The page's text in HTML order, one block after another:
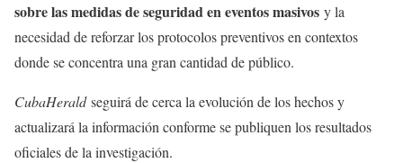
sobre las medidas de seguridad en eventos masivos y la
necesidad de reforzar los protocolos preventivos en contextos
donde se concentra una gran cantidad de público.
CubaHeraldseguirá de cerca la evolución de los hechos y
actualizará la información conforme se publiquen los resultados
oficiales de la investigación.